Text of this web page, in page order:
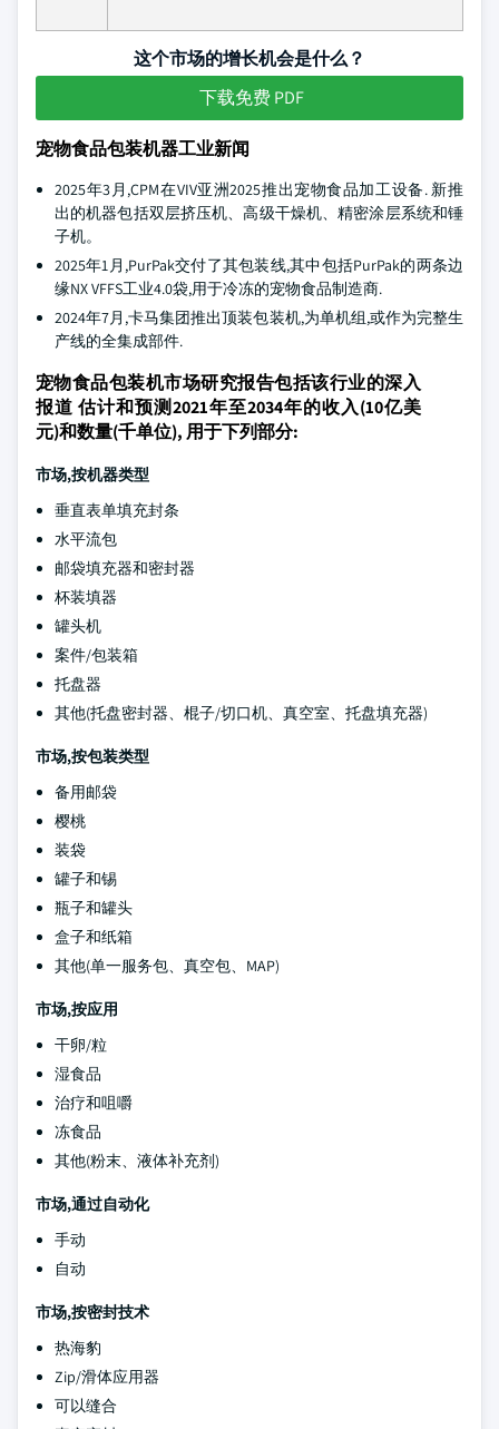
这个市场的增长机会是什么？
下载免费 PDF
宠物食品包装机器工业新闻
2025年3月,CPM在VIV亚洲2025推出宠物食品加工设备. 新推
出的机器包括双层挤压机、高级干燥机、精密涂层系统和锤
子机。
2025年1月,PurPak交付了其包装线,其中包括PurPak的两条边
缘NX VFFS工业4.0袋,用于冷冻的宠物食品制造商.
2024年7月,卡马集团推出顶装包装机,为单机组,或作为完整生
产线的全集成部件.
宠物食品包装机市场研究报告包括该行业的深入
报道 估计和预测2021年至2034年的收入(10亿美
元)和数量(千单位), 用于下列部分:
市场,按机器类型
垂直表单填充封条
水平流包
邮袋填充器和密封器
杯装填器
罐头机
案件/包装箱
托盘器
其他(托盘密封器、棍子/切口机、真空室、托盘填充器)
市场,按包装类型
备用邮袋
樱桃
装袋
罐子和锡
瓶子和罐头
盒子和纸箱
其他(单一服务包、真空包、MAP)
市场,按应用
干卵/粒
湿食品
治疗和咀嚼
冻食品
其他(粉末、液体补充剂)
市场,通过自动化
手动
自动
市场,按密封技术
热海豹
Zip/滑体应用器
可以缝合